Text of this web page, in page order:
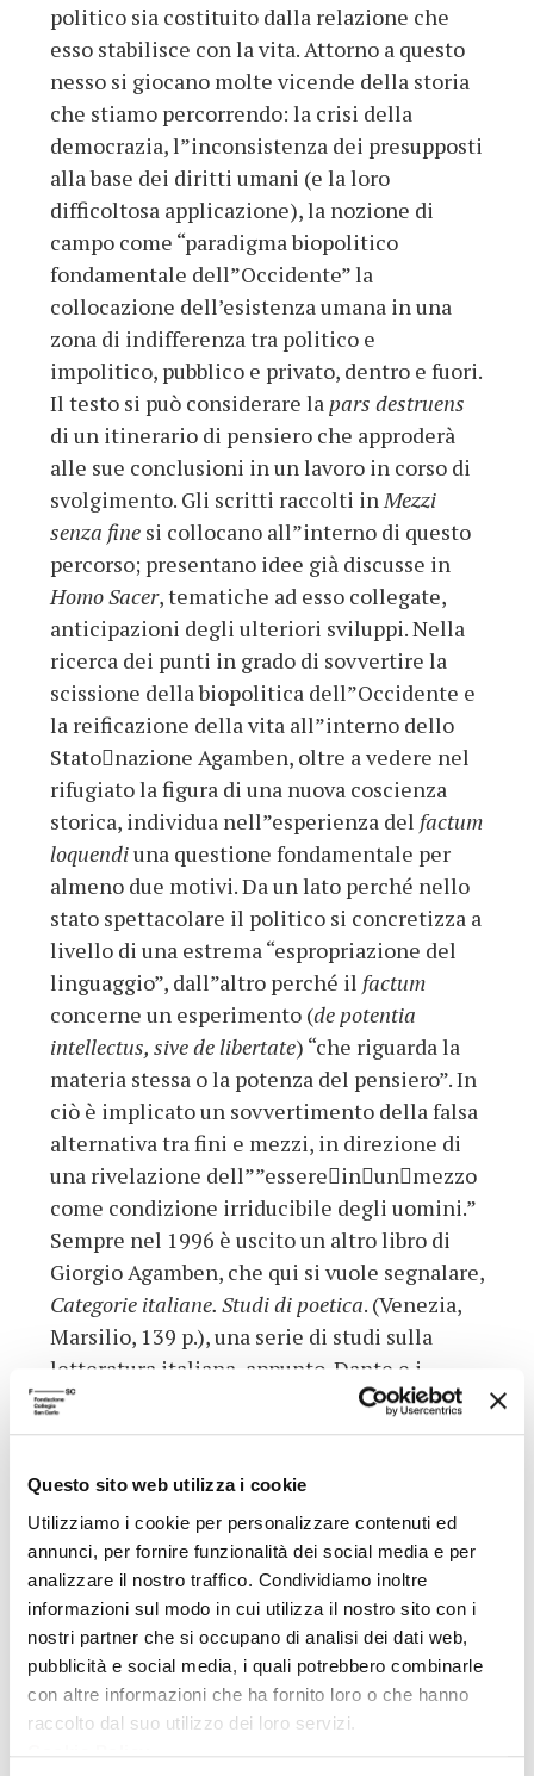
Questo sito web utilizza i cookie
Utilizziamo i cookie per personalizzare contenuti ed
annunci, per fornire funzionalità dei social media e per
analizzare il nostro traffico. Condividiamo inoltre
informazioni sul modo in cui utilizza il nostro sito con i
nostri partner che si occupano di analisi dei dati web,
pubblicità e social media, i quali potrebbero combinarle
con altre informazioni che ha fornito loro o che hanno
raccolto dal suo utilizzo dei loro servizi.
politico sia costituito dalla relazione che
esso stabilisce con la vita. Attorno a questo
nesso si giocano molte vicende della storia
che stiamo percorrendo: la crisi della
democrazia, l”inconsistenza dei presupposti
alla base dei diritti umani (e la loro
difficoltosa applicazione), la nozione di
campo come “paradigma biopolitico
fondamentale dell”Occidente” la
collocazione dell’esistenza umana in una
zona di indifferenza tra politico e
impolitico, pubblico e privato, dentro e fuori.
Il testo si può considerare la pars destruens
di un itinerario di pensiero che approderà
alle sue conclusioni in un lavoro in corso di
svolgimento. Gli scritti raccolti inMezzi
senza fine si collocano all”interno di questo
percorso; presentano idee già discusse in
Homo Sacer, tematiche ad esso collegate,
anticipazioni degli ulteriori sviluppi. Nella
ricerca dei punti in grado di sovvertire la
scissione della biopolitica dell”Occidente e
la reificazione della vita all”interno dello
Stato﷓nazione Agamben, oltre a vedere nel
rifugiato la figura di una nuova coscienza
storica, individua nell”esperienza del factum
loquendiuna questione fondamentale per
almeno due motivi. Da un lato perché nello
stato spettacolare il politico si concretizza a
livello di una estrema “espropriazione del
linguaggio”, dall”altro perché il factum
concerne un esperimento (de potentia
intellectus, sive de libertate) “che riguarda la
materia stessa o la potenza del pensiero”. In
ciò è implicato un sovvertimento della falsa
alternativa tra fini e mezzi, in direzione di
una rivelazione dell””essere﷓in﷓un﷓mezzo
come condizione irriducibile degli uomini.”
Sempre nel 1996 è uscito un altro libro di
Giorgio Agamben, che qui si vuole segnalare,
Categorie italiane. Studi di poetica. (Venezia,
Marsilio, 139 p.), una serie di studi sulla
letteratura italiana, appunto. Dante e i
problemi posti dalla situazlone critica della
sua “Comedia”, la poesia come lingua morta
e significato, e gli altri temi trattati,
compongono un quadro di come la cultura
italiana ha coltivato il rapporto con la lingua
e presentano una riflessione sulla natura
della poesia e sulla “mutazione
antropologica” che essa realizza.
Dati aggiuntivi